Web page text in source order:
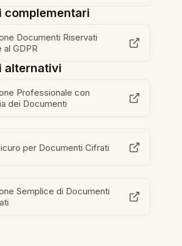
complementari
Documenti Riservati
GDPR
alternativi
Professionale con
dei Documenti
per Documenti Cifrati
Semplice di Documenti